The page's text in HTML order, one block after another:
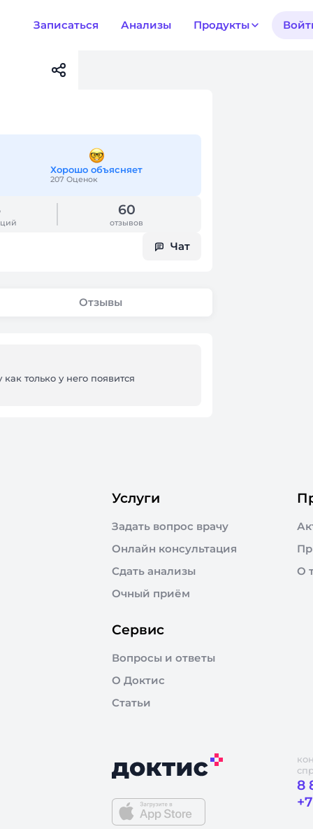
Записаться Анализы Продукты
Хорошо объясняет
207 Оценок
60
отзывов
Чат
Отзывы
только у него появится
Услуги
Задать вопрос врачу
Онлайн консультация
Сдать анализы
Очный приём
О
Сервис
Вопросы и ответы
О Доктис
Статьи
8